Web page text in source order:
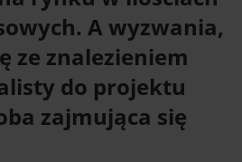
A wyzwania,
ze znalezieniem
do projektu
zajmująca się